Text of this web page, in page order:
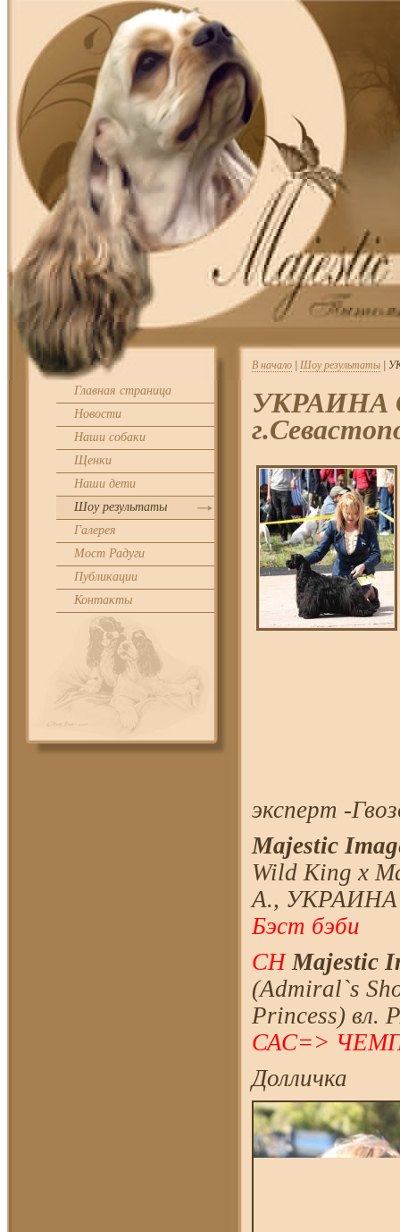
Главная страница
Новости
Наши собаки
Щенки
Наши дети
Шоу результаты
Галерея
Мост Радуги
Публикации
Контакты
В начало Шоу результаты |
УКРАИНА
эксперт -
Majestic
Wild King х
А., УКРАИНА
Бэст бэби
CHMajestic
(Admiral`s
Princess) вл.
САС=>
Долличка